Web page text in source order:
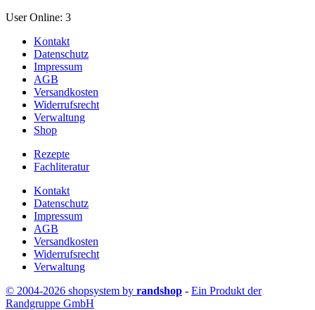
User Online: 3
Kontakt
Datenschutz
Impressum
AGB
Versandkosten
Widerrufsrecht
Verwaltung
Shop
Rezepte
Fachliteratur
Kontakt
Datenschutz
Impressum
AGB
Versandkosten
Widerrufsrecht
Verwaltung
© 2004-2026 shopsystem by randshop - Ein Produkt der
Randgruppe GmbH